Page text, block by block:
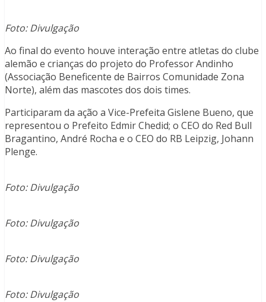
Foto: Divulgação
Ao final do evento houve interação entre atletas do clube
alemão e crianças do projeto do Professor Andinho
(Associação Beneficente de Bairros Comunidade Zona
Norte), além das mascotes dos dois times.
Participaram da ação a Vice-Prefeita Gislene Bueno, que
representou o Prefeito Edmir Chedid; o CEO do Red Bull
Bragantino, André Rocha e o CEO do RB Leipzig, Johann
Plenge.
Foto: Divulgação
Foto: Divulgação
Foto: Divulgação
Foto: Divulgação